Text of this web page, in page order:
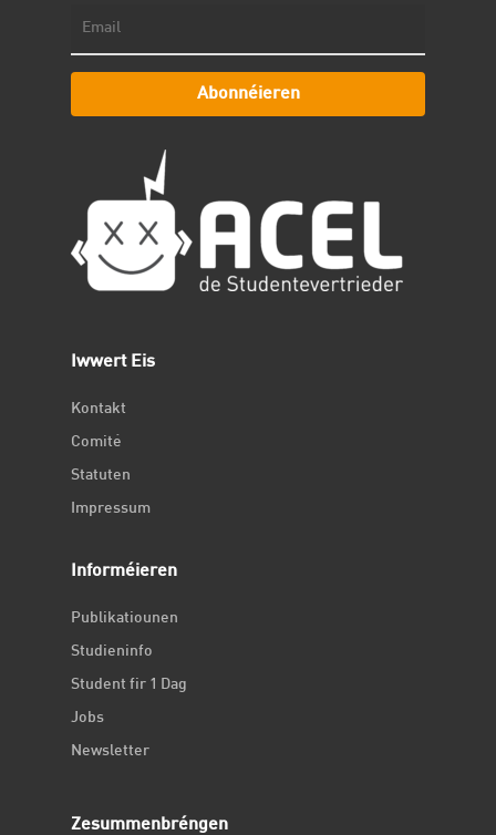
Abonnéieren
Iwwert Eis
Kontakt
Comité
Statuten
Impressum
Informéieren
Publikatiounen
Studieninfo
Student fir 1 Dag
Jobs
Newsletter
Zesummenbréngen